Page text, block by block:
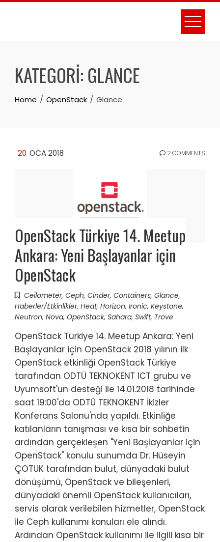
Skip
KATEGORI: GLANCE
Home OpenStack Glance
20 OCA 2018 2 COMMENTS
OpenStack Türkiye 14. Meetup
Ankara: Yeni Başlayanlar için
OpenStack
Ceilometer, Ceph, Cinder, Containers, Glance,
Haberler/Etkinlikler, Heat, Horizon, Ironic, Keystone,
Neutron, Nova, OpenStack, Sahara, Swift, Trove
OpenStack Türkiye 14. Meetup Ankara: Yeni
Başlayanlar için OpenStack 2018 yılının ilk
OpenStack etkinliği OpenStack Türkiye
tarafından ODTÜ TEKNOKENT ICT grubu ve
Uyumsoft'un desteği ile 14.01.2018 tarihinde
saat 19:00'da ODTÜ TEKNOKENT İkizler
Konferans Salonu'nda yapıldı. Etkinliğe
katılanların tanışması ve kısa bir sohbetin
ardından gerçekleşen "Yeni Başlayanlar için
OpenStack" konulu sunumda Dr. Hüseyin
ÇOTUK tarafından bulut, dünyadaki bulut
dönüşümü, OpenStack ve bileşenleri,
dünyadaki önemli OpenStack kullanıcıları,
servis olarak verilebilen hizmetler, OpenStack
ile Ceph kullanımı konuları ele alındı.
Ardından OpenStack kullanımı ile ilgili kısa bir